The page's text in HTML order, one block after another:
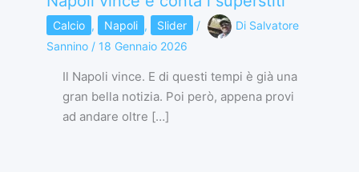
Calcio , Napoli , Slider / Di Salvatore
Sannino / 18 Gennaio 2026
Il Napoli vince. E di questi tempi è già una
gran bella notizia. Poi però, appena provi
ad andare oltre […]